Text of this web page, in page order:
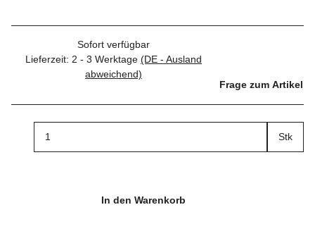
Sofort verfügbar
Lieferzeit: 2 - 3 Werktage (DE - Ausland
abweichend)
Frage zum Artikel
Stk
In den Warenkorb